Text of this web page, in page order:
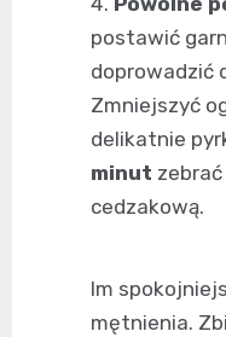
postawić
doprowadzić
Zmniejszyć
delikatnie
minut
cedzakową.
Im
mętnienia.